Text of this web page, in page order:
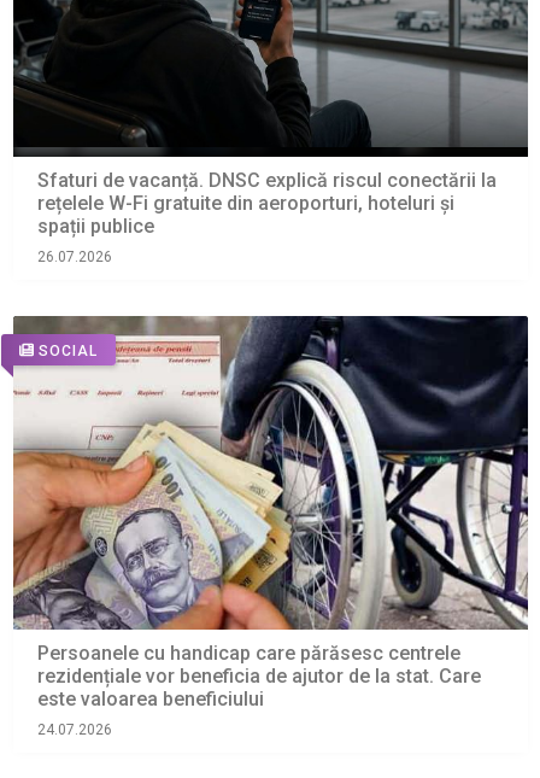
Sfaturi de vacanță. DNSC explică riscul conectării la
rețelele W-Fi gratuite din aeroporturi, hoteluri și
spații publice
26.07.2026
SOCIAL
Persoanele cu handicap care părăsesc centrele
rezidențiale vor beneficia de ajutor de la stat. Care
este valoarea beneficiului
24.07.2026